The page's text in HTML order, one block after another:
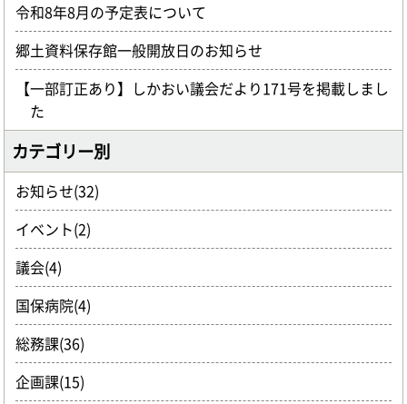
令和8年8月の予定表について
郷土資料保存館一般開放日のお知らせ
【一部訂正あり】しかおい議会だより171号を掲載しまし
た
カテゴリー別
お知らせ(32)
イベント(2)
議会(4)
国保病院(4)
総務課(36)
企画課(15)